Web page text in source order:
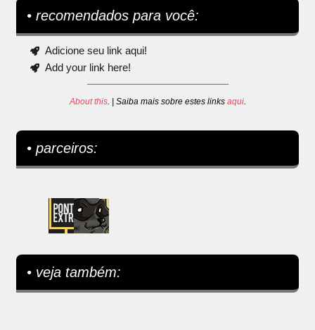
• recomendados para você:
Adicione seu link aqui!
Add your link here!
About this. | Saiba mais sobre estes links aqui.
• parceiros:
• veja também: